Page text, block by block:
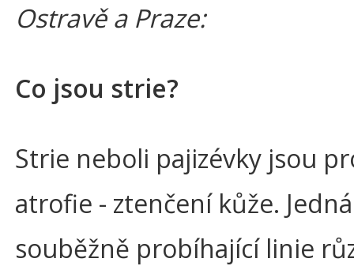
Ostravě a Praze:
Co jsou strie?
Strie neboli pajizévky jsou
atrofie - ztenčení kůže.
souběžně probíhající linie